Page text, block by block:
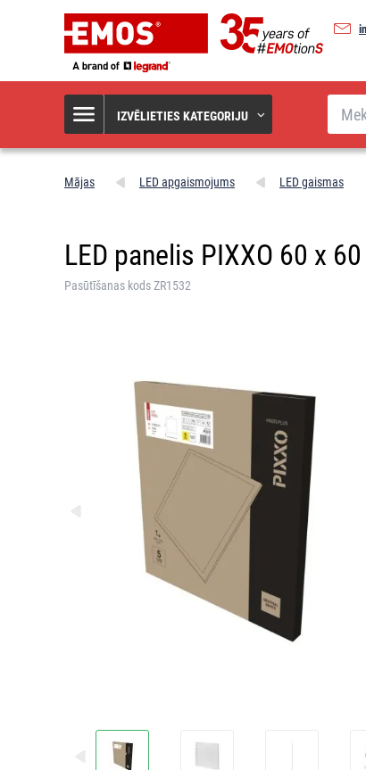
IZVĒLIETIES KATEGORIJU
Mājas LED apgaismojums LED gaismas
LED panelis PIXXO 60 x
Pasūtīšanas kods ZR1532